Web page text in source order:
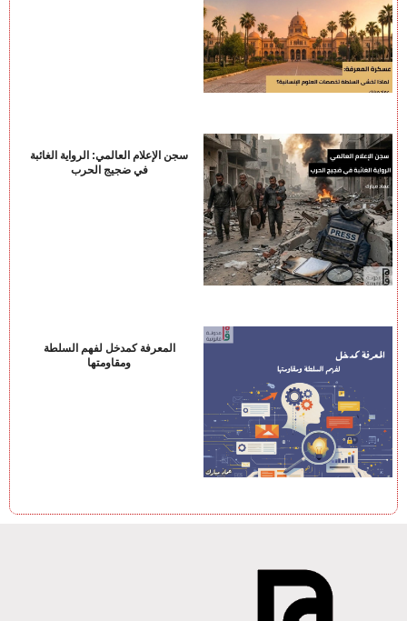
سجن الإعلام العالمي: الرواية الغائبة
في ضجيج الحرب
المعرفة كمدخل لفهم السلطة
ومقاومتها